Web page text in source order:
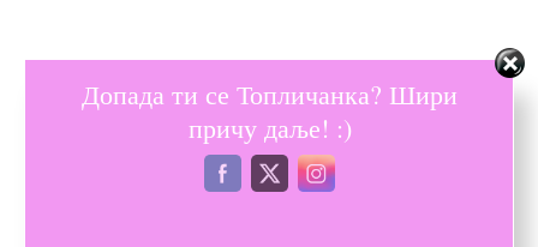
Допада ти се Топличанка? Шири
причу даље! :)